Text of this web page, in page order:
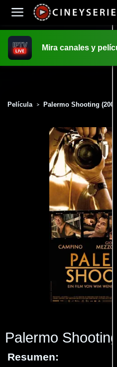
Mira canales y
Película > Palermo Shooting (2008)
Palermo Shooting
Resumen: